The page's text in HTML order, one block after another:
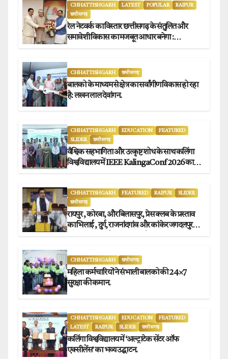
CHHATTISHGARH LATEST POPULAR
RAIPUR
छत्तीसगढ़
रेल नेटवर्क का विस्तार छत्तीसगढ़ के संतुलित और
समावेशी विकास का मजबूत आधार बनेगा :
CHHATTISHGARH छत्तीसगढ़
बालको के माध्यम से क्षेत्र का सर्वांगीण विकास हो रहा
है: लखन लाल देवांगन.
CHHATTISHGARH EDUCATION
FEATURED
SLIDER
छत्तीसगढ़
वैश्विक सहभागिता और उत्कृष्ट शोध के साथ कलिंगा
विश्वविद्यालय में IEEE KalingaConf 2026 का
CHHATTISHGARH FEATURED RAIPUR
SLIDER
छत्तीसगढ़
रायपुर , कोरबा, और बिलासपुर, प्रेस क्लब के प्रस्ताव
का भिलाई , दुर्ग, राजनांदगांव और कांकेर जगदलपुर
CHHATTISHGARH छत्तीसगढ़
महिला कर्मचारियों ने संभाली बालको की 24×7
सुरक्षा की कमान.
CHHATTISHGARH EDUCATION
FEATURED
LATEST
RAIPUR SLIDER छत्तीसगढ़
कलिंगा विश्वविद्यालय में ‘अल्ट्राटेक सेंटर ऑफ
एक्सीलेंस’ का भव्य उद्घाटन.